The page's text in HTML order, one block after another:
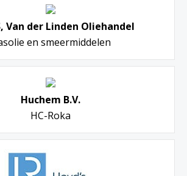
Van der Linden Oliehandel
en smeermiddelen
Huchem B.V.
HC-Roka